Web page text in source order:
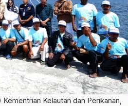
Kelautan dan Perikanan,